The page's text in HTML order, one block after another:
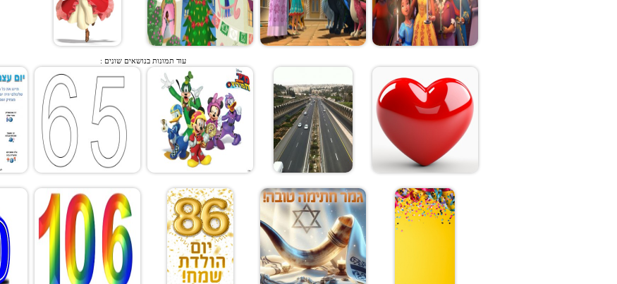
עוד תמונות בנושאים שונים :